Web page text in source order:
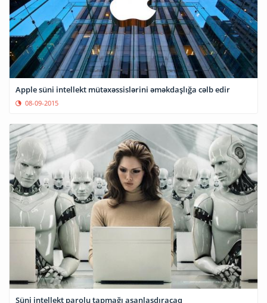
Apple süni intellekt mütəxəssislərini əməkdaşlığa cəlb edir
08-09-2015
Süni intellekt parolu tapmağı asanlaşdıracaq